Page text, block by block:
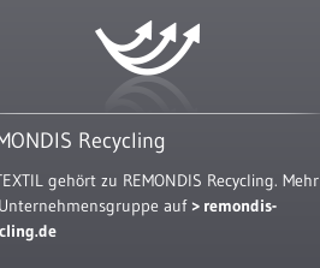
Recycling
gehört zu REMONDIS Recycling. Mehr
auf
remondis-